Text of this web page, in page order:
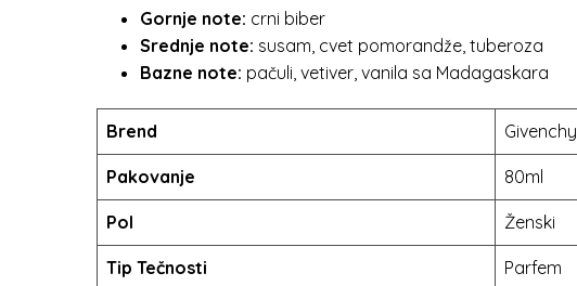
Gornje note: crni biber
Srednje note: susam, cvet pomorandže, tuberoza
Bazne note: pačuli, vetiver, vanila sa Madagaskara
Brend Givenchy
Pakovanje 80ml
Pol Ženski
Tip Tečnosti Parfem